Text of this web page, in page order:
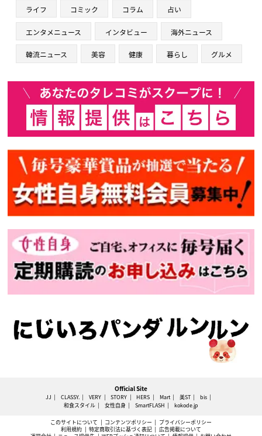
ライフ コミック コラム 占い
エンタメニュース インタビュー 海外ニュース
韓流ニュース 美容 健康 暮らし グルメ
Official Site
JJ CLASSY. VERY STORY HERS Mart 美ST
bis
和食スタイル
女性自身 SmartFLASH kokode.jp
このサイトについて コンテンツポリシー
プライバシーポリシー
利用規約
特定商取引法に基づく表記
広告掲載について